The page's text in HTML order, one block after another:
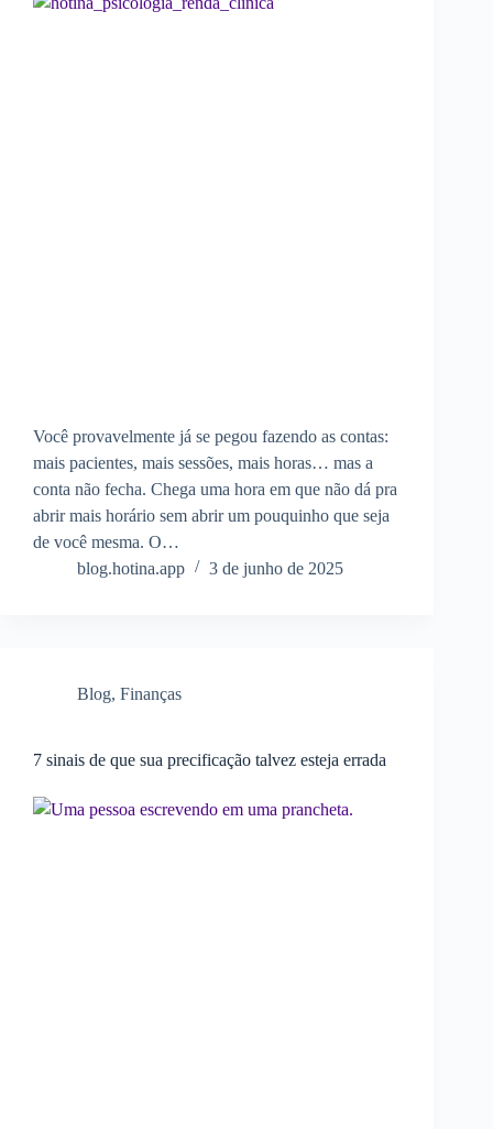
Você provavelmente já se pegou fazendo as contas:
mais pacientes, mais sessões, mais horas… mas a
conta não fecha. Chega uma hora em que não dá pra
abrir mais horário sem abrir um pouquinho que seja
de você mesma. O…
blog.hotina.app
3 de junho de 2025
Blog, Finanças
7 sinais de que sua precificação talvez esteja errada